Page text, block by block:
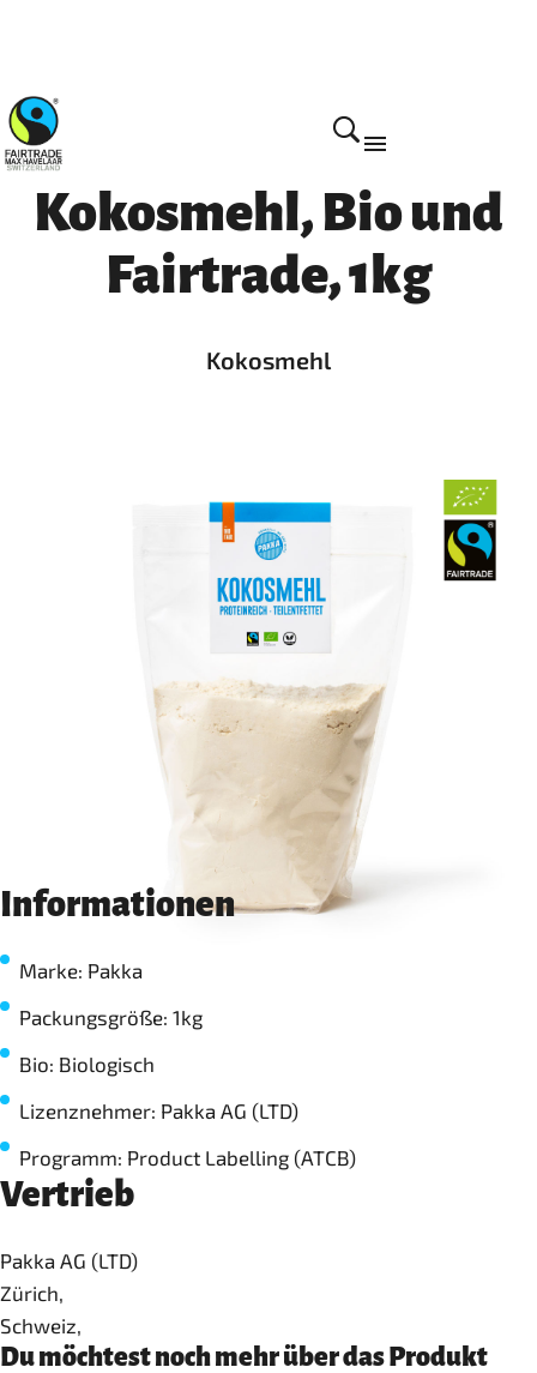
Home
Kokosmehl, Bio und
Fairtrade, 1kg
Kokosmehl
Informationen
Marke: Pakka
Packungsgröße: 1kg
Bio: Biologisch
Lizenznehmer: Pakka AG (LTD)
Programm: Product Labelling (ATCB)
Vertrieb
Pakka AG (LTD)
Zürich,
Schweiz,
Du möchtest noch mehr über das Produkt